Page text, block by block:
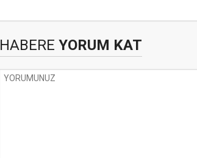
HABERE YORUM KAT